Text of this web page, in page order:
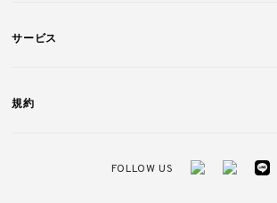
サービス
規約
FOLLOW US